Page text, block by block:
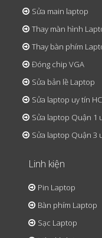
Sửa main laptop
Thay màn hình
Thay bàn phím
Đóng chip VGA
Sửa bản lề Laptop
Sửa laptop uy tín
Sửa laptop Quận 1
Sửa laptop Quận 3
Linh kiện
Pin Laptop
Bàn phím Laptop
Sạc Laptop